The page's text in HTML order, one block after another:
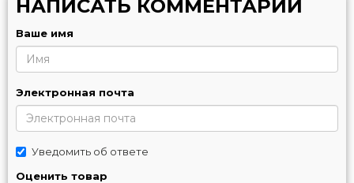
НАПИСАТЬ КОММЕНТАРИЙ
Ваше имя
Электронная почта
Уведомить об ответе
Оценить товар